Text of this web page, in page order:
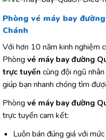
Phòng vé máy bay
Chánh
Với hơn 10 năm kinh nghiệm
Phòng vé máy bay đường
trực tuyến cùng đội ngũ
giúp bạn nhanh chóng tìm
Phòng vé máy bay đường
trực tuyến cam kết:
Luôn bán đúng giá với